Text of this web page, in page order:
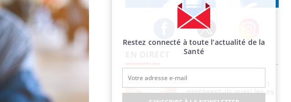
Facebook Twitter Instagram
Toujours connectés :
comment le travail
empiète de plus en plus
protègent-ils aussi les os
?
Restez connecté à toute l’actualité de la
Santé